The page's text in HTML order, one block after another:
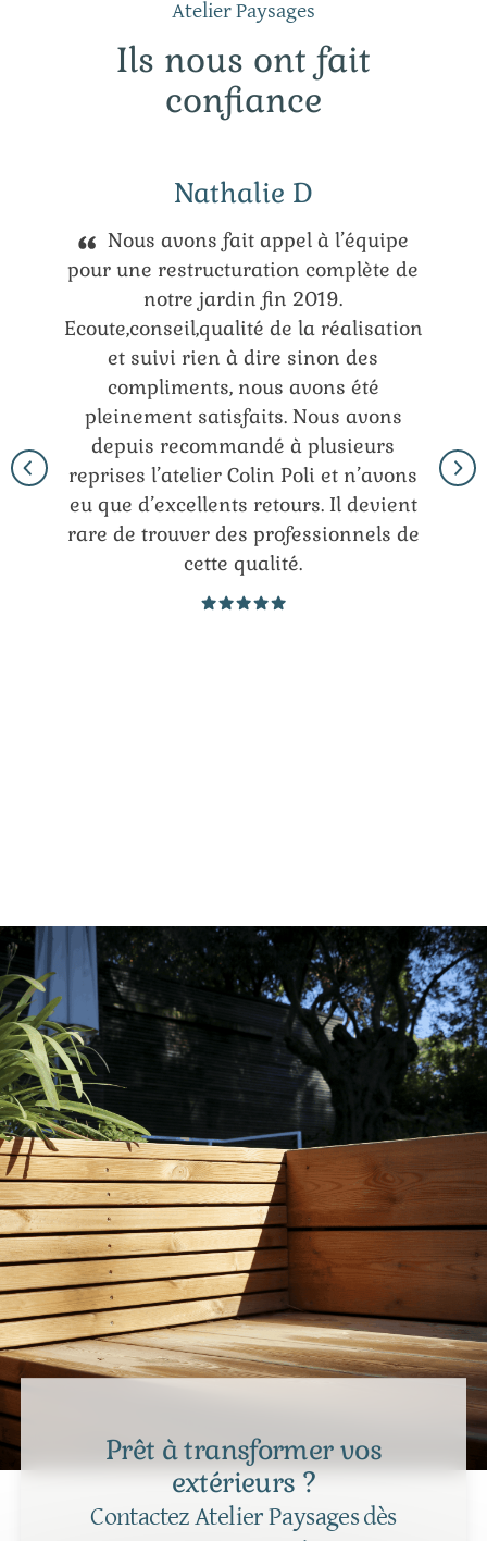
Atelier Paysages
Ils nous ont fait
confiance
Nathalie D
Nous avons fait appel à l’équipe
pour une restructuration complète de
notre jardin fin 2019.
Ecoute,conseil,qualité de la réalisation
et suivi rien à dire sinon des
compliments, nous avons été
pleinement satisfaits. Nous avons
depuis recommandé à plusieurs
reprises l’atelier Colin Poli et n’avons
eu que d’excellents retours. Il devient
rare de trouver des professionnels de
cette qualité.
Prêt à transformer vos
extérieurs ?
Contactez Atelier Paysages dès